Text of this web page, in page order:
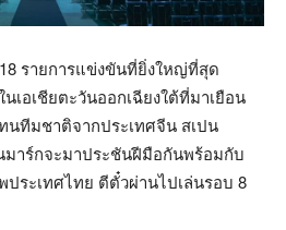
รายการแข่งขันที่ยิ่งใหญ่ที่สุด
เอเชียตะวันออกเฉียงใต้ที่มาเยือน
นทีมชาติจากประเทศจีน สเปน
มาร์กจะมาประชันฝีมือกันพร้อมกับ
ประเทศไทย ตีตั๋วผ่านไปเล่นรอบ 8